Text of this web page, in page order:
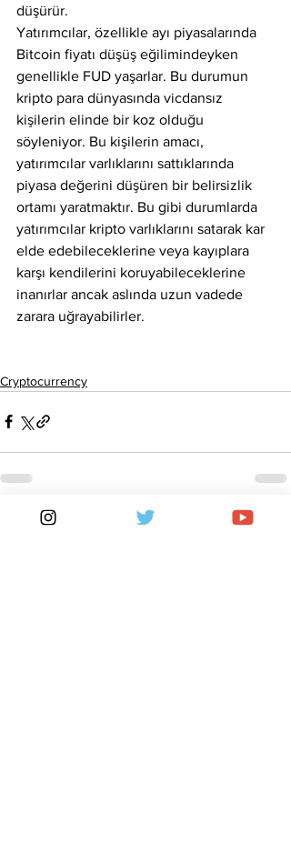
düşürür.
Yatırımcılar, özellikle ayı piyasalarında
Bitcoin fiyatı düşüş eğilimindeyken
genellikle FUD yaşarlar. Bu durumun
kripto para dünyasında vicdansız
kişilerin elinde bir koz olduğu
söyleniyor. Bu kişilerin amacı,
yatırımcılar varlıklarını sattıklarında
piyasa değerini düşüren bir belirsizlik
ortamı yaratmaktır. Bu gibi durumlarda
yatırımcılar kripto varlıklarını satarak kar
elde edebileceklerine veya kayıplara
karşı kendilerini koruyabileceklerine
inanırlar ancak aslında uzun vadede
zarara uğrayabilirler.
Cryptocurrency